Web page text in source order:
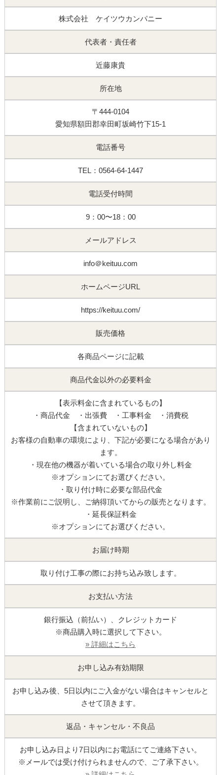
株式会社 ケイツウカンパニー
代表者・責任者
近藤康貴
所在地
〒444-0104
愛知県額田郡幸田町坂崎竹下15-1
電話番号
TEL：0564-64-1447
電話受付時間
9：00〜18：00
メールアドレス
info＠keituu.com
ホームページURL
https://keituu.com/
販売価格
各商品ページに記載
商品代金以外の必要料金
【表示料金に含まれているもの】
・商品代金 ・出張費 ・工事料金 ・消費税
【含まれていないもの】
お客様の自動車の環境により、下記が必要になる場合があり
ます。
・現在他の機器が着いている場合の取り外し料金
※オプションにてお選びください。
・取り付け時に必要な部品代金
※作業前にご説明し、ご納得頂いてからの販売となります。
・延長保証料金
※オプションにてお選びください。
お届け時期
取り付け工事の際にお持ち込み致します。
お支払い方法
銀行振込（前払い）、クレジットカード
※商品購入時に選択して下さい。
» 詳細はこちら
お申し込み有効期限
お申し込み後、5日以内にご入金がない場合はキャンセルと
させて頂きます。
返品・キャンセル・不良品
お申し込み日より7日以内にお電話にてご連絡下さい。
※メールでは受け付けられませんので、ご了承下さい。